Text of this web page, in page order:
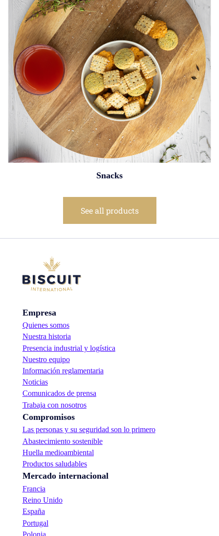
Snacks
See all products
Empresa
Quienes somos
Nuestra historia
Presencia industrial y logística
Nuestro equipo
Información reglamentaria
Noticias
Comunicados de prensa
Trabaja con nosotros
Compromisos
Las personas y su seguridad son lo primero
Abastecimiento sostenible
Huella medioambiental
Productos saludables
Mercado internacional
Francia
Reino Unido
España
Portugal
Polonia